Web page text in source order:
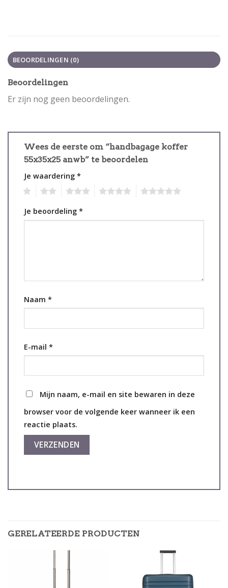
BEOORDELINGEN (0)
Beoordelingen
Er zijn nog geen beoordelingen.
Wees de eerste om “handbagage koffer
55x35x25 anwb” te beoordelen
Je waardering *
Je beoordeling *
Naam *
E-mail *
Mijn naam, e-mail en site bewaren in deze
browser voor de volgende keer wanneer ik een
reactie plaats.
GERELATEERDE PRODUCTEN